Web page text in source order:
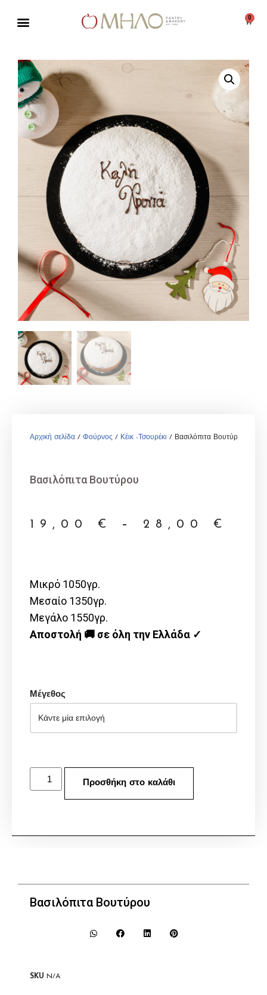
περιεχόμενο
0
Αρχική σελίδα / Φούρνος / Κέικ -Τσουρέκι / Βασιλόπιτα Βουτύρου
Βασιλόπιτα Βουτύρου
19,00 € – 28,00 €
Μικρό 1050γρ.
Μεσαίο 1350γρ.
Μεγάλο 1550γρ.
Αποστολή 🚚 σε όλη την Ελλάδα ✓
Μέγεθος
Προσθήκη στο καλάθι
Βασιλόπιτα Βουτύρου
SKU N/A